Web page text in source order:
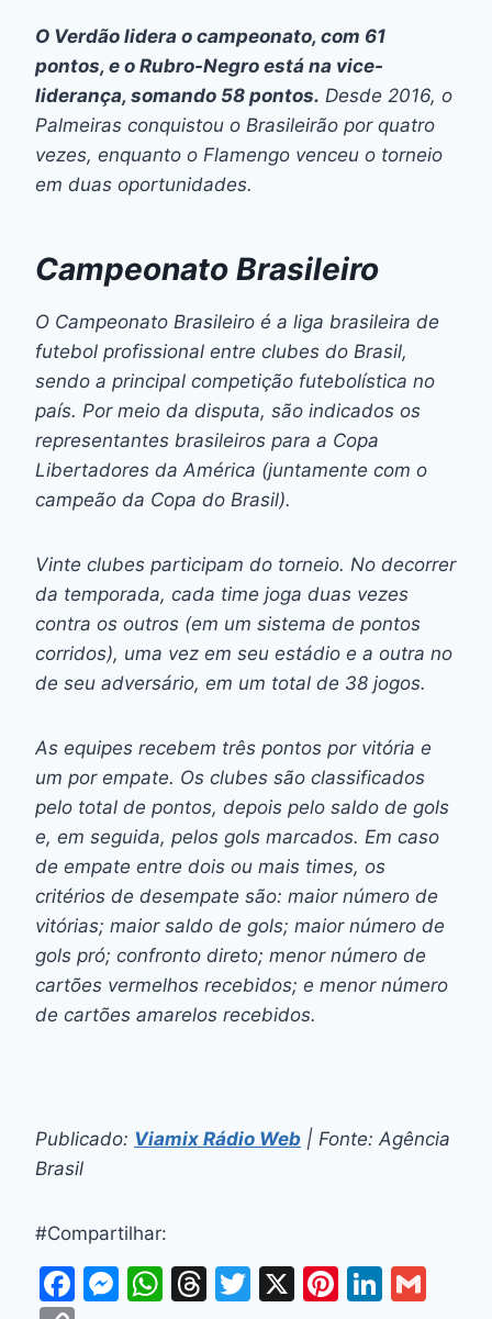
O Verdão lidera o campeonato, com 61
pontos, e o Rubro-Negro está na vice-
liderança, somando 58 pontos. Desde 2016, o
Palmeiras conquistou o Brasileirão por quatro
vezes, enquanto o Flamengo venceu o torneio
em duas oportunidades.
Campeonato Brasileiro
O Campeonato Brasileiro é a liga brasileira de
futebol profissional entre clubes do Brasil,
sendo a principal competição futebolística no
país. Por meio da disputa, são indicados os
representantes brasileiros para a Copa
Libertadores da América (juntamente com o
campeão da Copa do Brasil).
Vinte clubes participam do torneio. No decorrer
da temporada, cada time joga duas vezes
contra os outros (em um sistema de pontos
corridos), uma vez em seu estádio e a outra no
de seu adversário, em um total de 38 jogos.
As equipes recebem três pontos por vitória e
um por empate. Os clubes são classificados
pelo total de pontos, depois pelo saldo de gols
e, em seguida, pelos gols marcados. Em caso
de empate entre dois ou mais times, os
critérios de desempate são: maior número de
vitórias; maior saldo de gols; maior número de
gols pró; confronto direto; menor número de
cartões vermelhos recebidos; e menor número
de cartões amarelos recebidos.
Publicado: Viamix Rádio Web | Fonte: Agência
Brasil
#Compartilhar:
F
M W T
T
X
Pi Li